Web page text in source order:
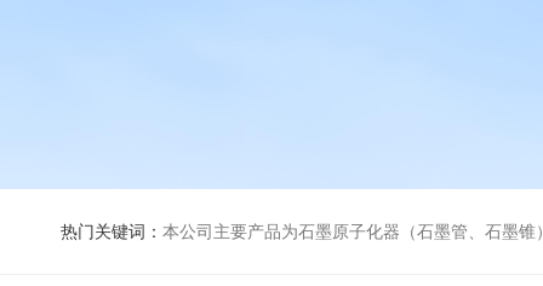
热门关键词： 本公司主要产品为石墨原子化器（石墨管、石墨锥）、元素空心阴极灯、氘灯、空心